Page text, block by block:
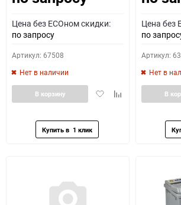
Цена без ECOном скидки:
по запросу
Артикул: 67508
Нет в наличии
ДобавитьДобавить
В корзину
Цена без
по
Артикул:
Нет в
В